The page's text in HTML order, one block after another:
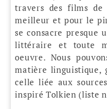
travers des films de
meilleur et pour le
se consacre presque
littéraire et toute
oeuvre. Nous
matière linguistique,
celle liée aux
inspiré Tolkien (liste